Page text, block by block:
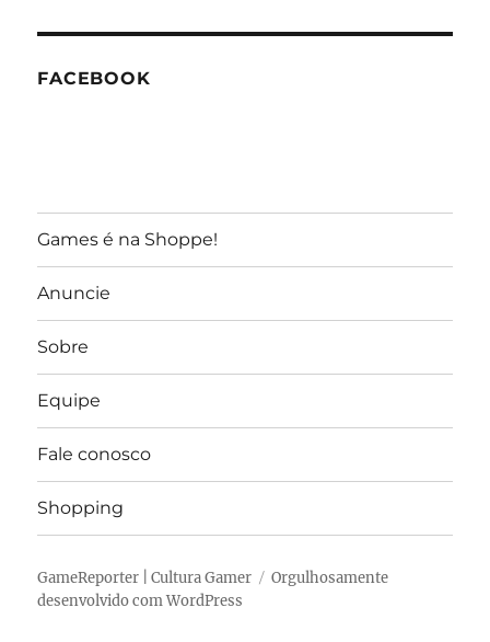
FACEBOOK
Games é na Shoppe!
Anuncie
Sobre
Equipe
Fale conosco
Shopping
GameReporter | Cultura Gamer
Orgulhosamente
desenvolvido com WordPress